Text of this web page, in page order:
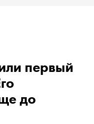
первый
до